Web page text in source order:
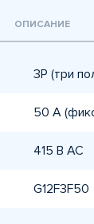
ОПИСАНИЕ
3P (три
50 А
415 В AC
G12F3F50